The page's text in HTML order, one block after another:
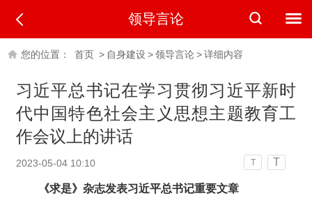
领导言论
您的位置： 首页 > 自身建设>领导言论>详细内容
习近平总书记在学习贯彻习近平新时
代中国特色社会主义思想主题教育工
作会议上的讲话
2023-05-04 10:10 T T
《求是》杂志发表习近平总书记重要文章